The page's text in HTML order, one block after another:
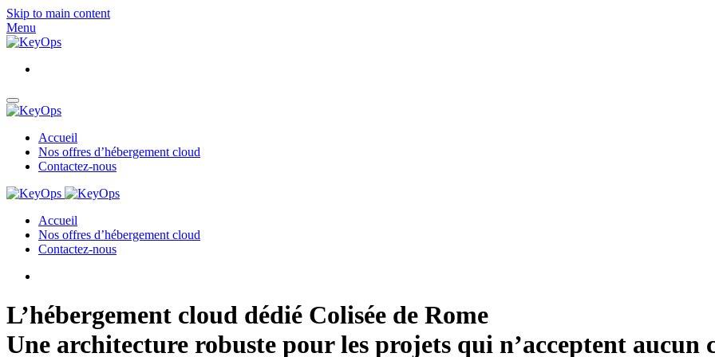
Skip to main content
Menu
Accueil
Nos offres d’hébergement cloud
Contactez-nous
Accueil
Nos offres d’hébergement cloud
Contactez-nous
L’hébergement cloud dédié Colisée de Rome
Une architecture robuste pour les projets qui n’acceptent aucun